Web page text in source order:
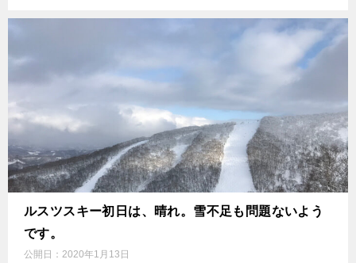
ルスツスキー初日は、晴れ。雪不足も問題ないよう
です。
公開日： 2020年1月13日